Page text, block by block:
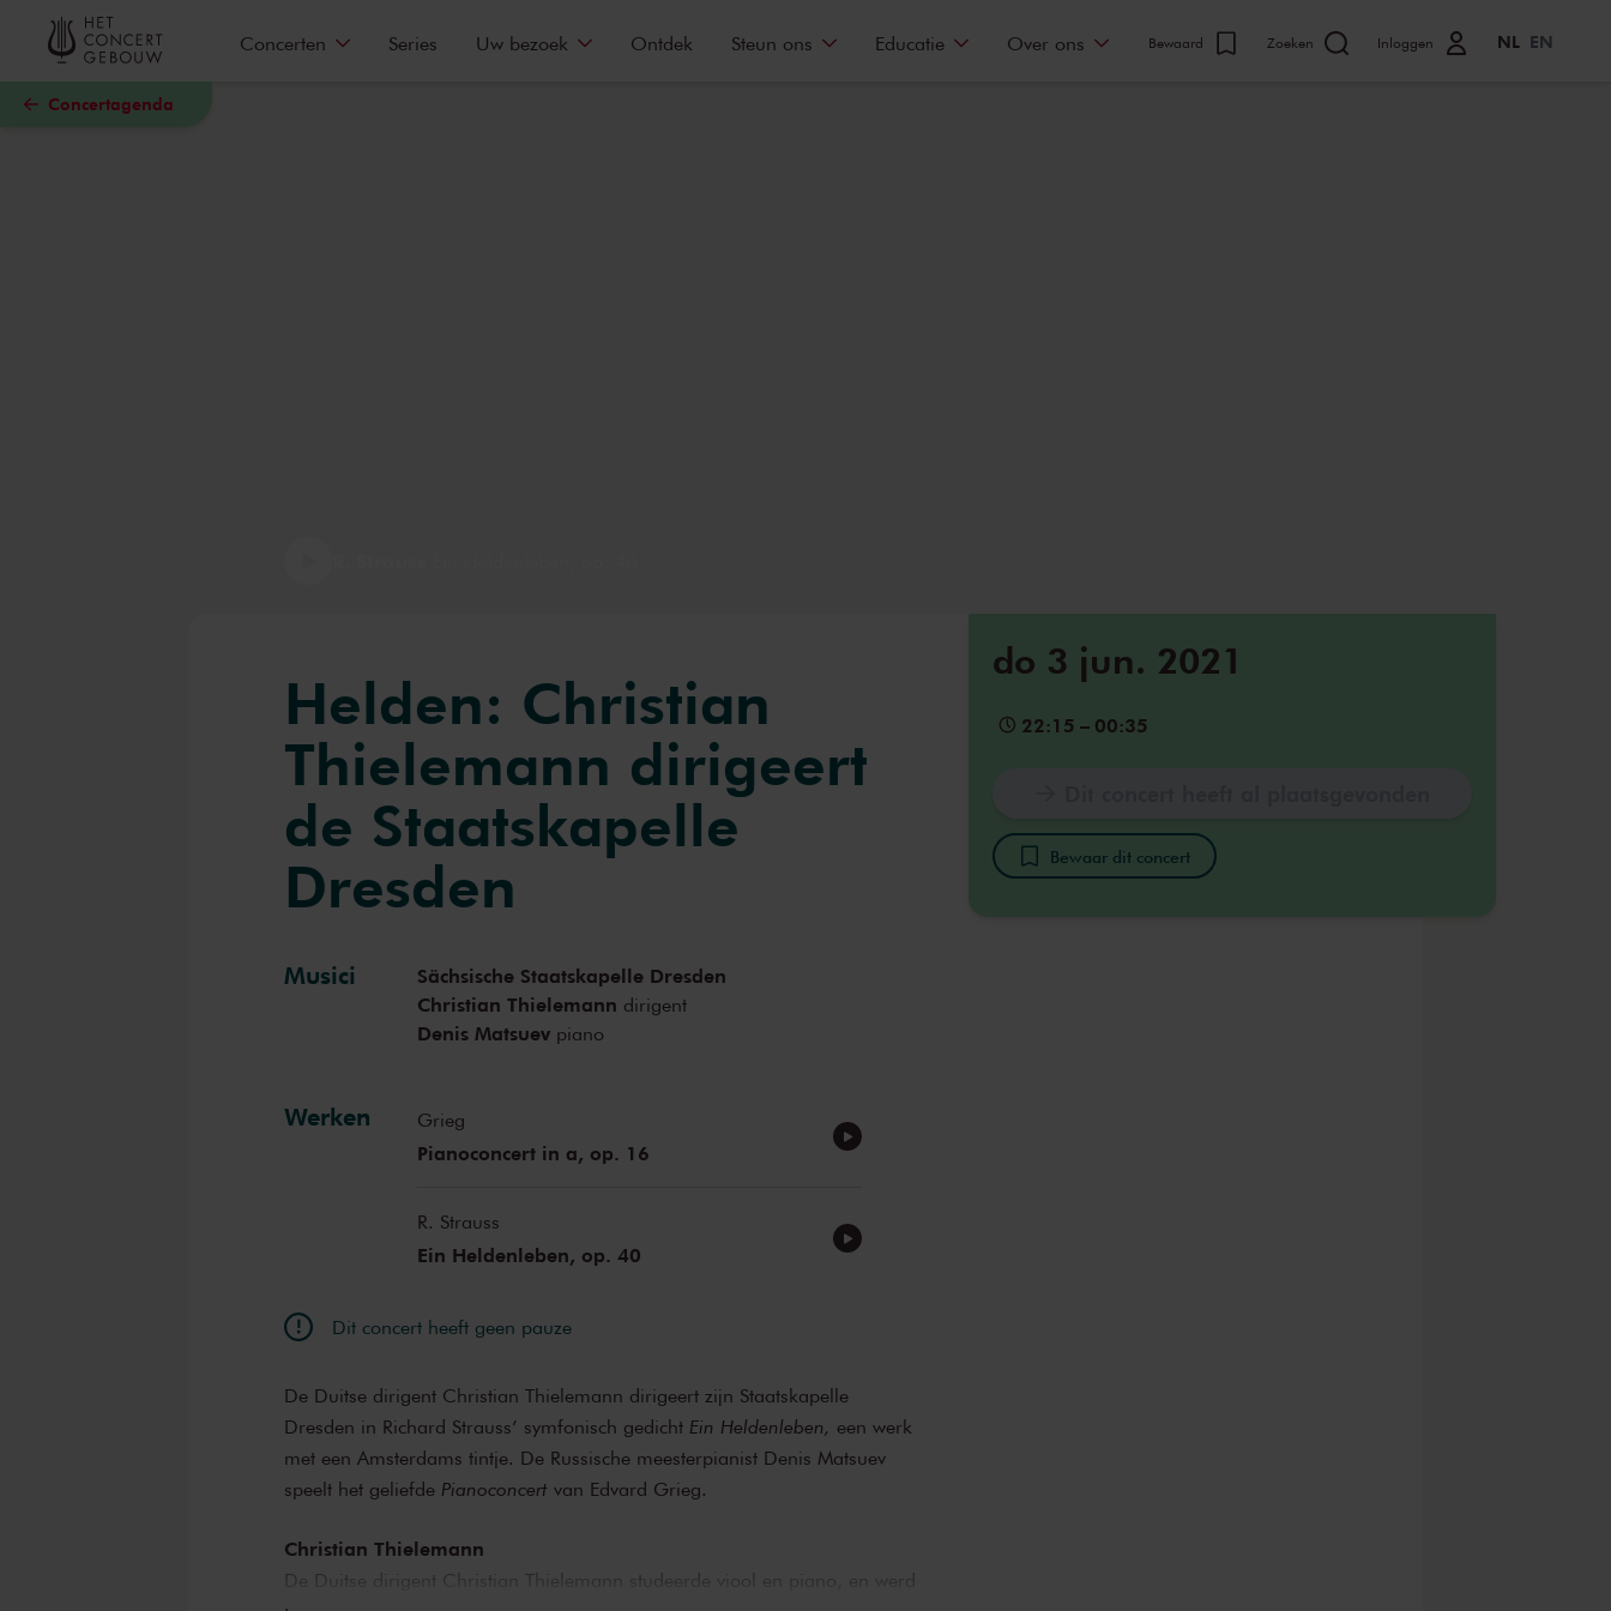
Naar hoofdcontent
Concertagenda
Concerten Series Uw bezoek Ontdek Steun ons Educatie Over ons Bewaard Zoeken Inloggen NL EN
do 3 jun. 2021
22:15 – 00:35
Bewaar dit concert
Helden: Christian
Thielemann dirigeert
de Staatskapelle
Dresden
Musici
Sächsische Staatskapelle Dresden
Christian Thielemann dirigent
Denis Matsuev piano
Werken Grieg
Pianoconcert in a, op. 16
R. Strauss
Ein Heldenleben, op. 40
Dit concert heeft geen pauze
De Duitse dirigent Christian Thielemann dirigeert zijn Staatskapelle
Dresden in Richard Strauss’ symfonisch gedicht Ein Heldenleben, een werk
met een Amsterdams tintje. De Russische meesterpianist Denis Matsuev
speelt het geliefde Pianoconcert van Edvard Grieg.
Christian Thielemann
De Duitse dirigent Christian Thielemann studeerde viool en piano, en werd